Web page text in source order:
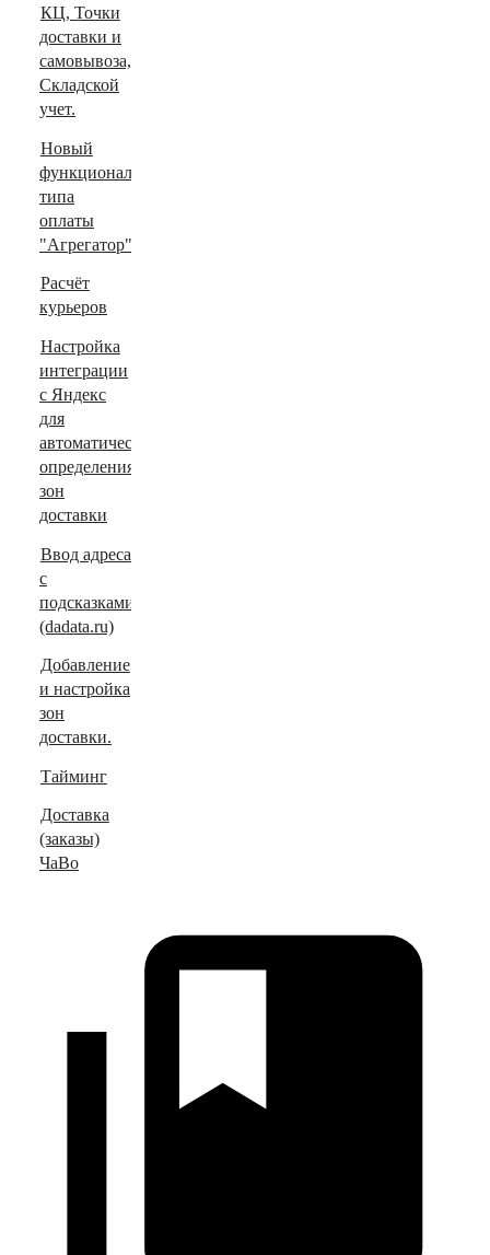
КЦ, Точки
доставки и
самовывоза,
Складской
учет.
Новый
функционал
типа
оплаты
"Агрегатор".
Расчёт
курьеров
Настройка
интеграции
с Яндекс
для
автоматического
определения
зон
доставки
Ввод адреса
с
подсказками
(dadata.ru)
Добавление
и настройка
зон
доставки.
Тайминг
Доставка
(заказы)
ЧаВо